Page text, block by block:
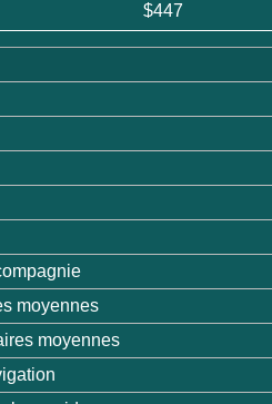
$447
moyennes
moyennes